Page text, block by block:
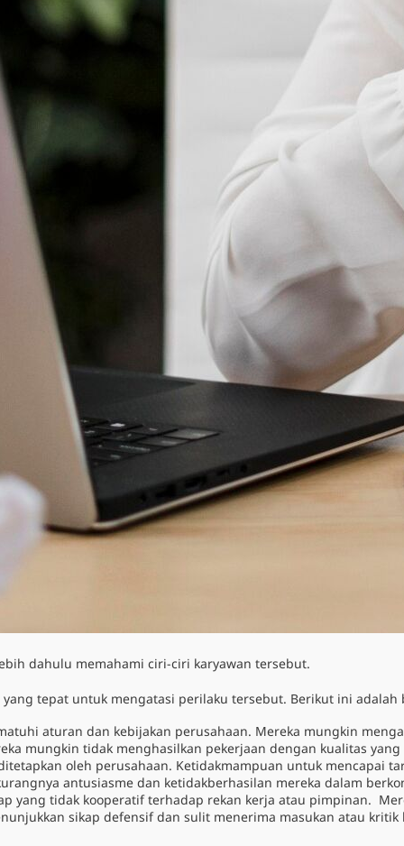
dahulu memahami ciri-ciri karyawan tersebut.
tepat untuk mengatasi perilaku tersebut. Berikut ini adalah
aturan dan kebijakan perusahaan. Mereka mungkin
mungkin tidak menghasilkan pekerjaan dengan kualitas
oleh perusahaan. Ketidakmampuan untuk mencapai
antusiasme dan ketidakberhasilan mereka dalam
yang tidak kooperatif terhadap rekan kerja atau pimpinan.
sikap defensif dan sulit menerima masukan atau